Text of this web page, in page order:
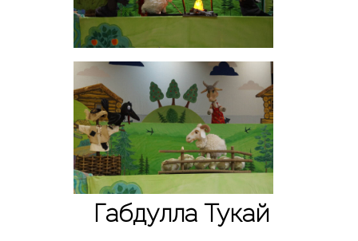
Габдулла Тукай